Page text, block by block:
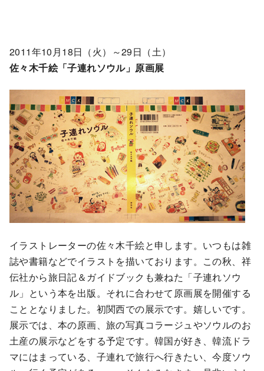
2011年10月18日（火）～29日（土）
佐々木千絵「子連れソウル」原画展
イラストレーターの佐々木千絵と申します。いつもは雑
誌や書籍などでイラストを描いております。この秋、祥
伝社から旅日記＆ガイドブックも兼ねた「子連れソウ
ル」という本を出版。それに合わせて原画展を開催する
こととなりました。初関西での展示です。嬉しいです。
展示では、本の原画、旅の写真コラージュやソウルのお
土産の展示などをする予定です。韓国が好き、韓流ドラ
マにはまっている、子連れで旅行へ行きたい、今度ソウ